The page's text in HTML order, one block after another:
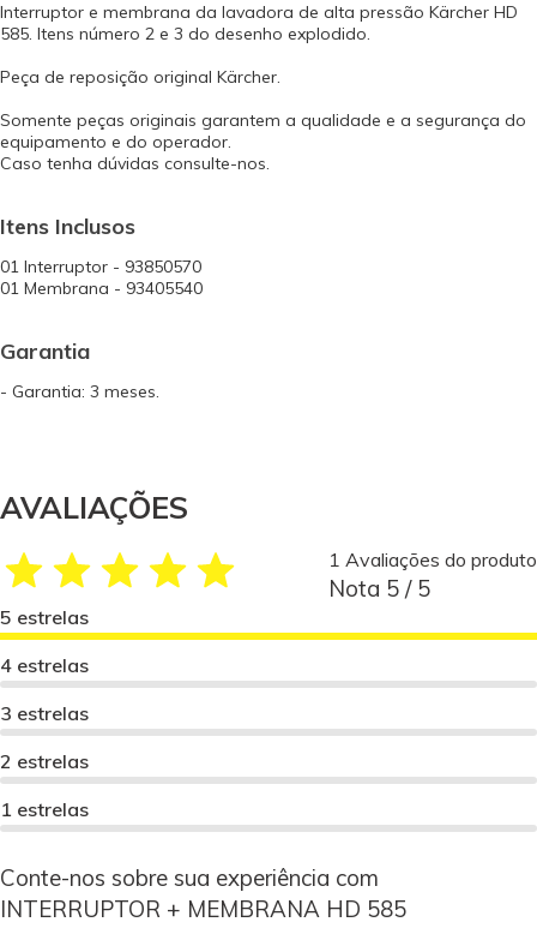
Interruptor e membrana da lavadora de alta pressão Kärcher HD
585. Itens número 2 e 3 do desenho explodido.
Peça de reposição original Kärcher.
Somente peças originais garantem a qualidade e a segurança do
equipamento e do operador.
Caso tenha dúvidas consulte-nos.
Itens Inclusos
01 Interruptor - 93850570
01 Membrana - 93405540
Garantia
- Garantia: 3 meses.
AVALIAÇÕES
1 Avaliações do produto
Nota 5 / 5
5 estrelas
4 estrelas
3 estrelas
2 estrelas
1 estrelas
Conte-nos sobre sua experiência com
INTERRUPTOR + MEMBRANA HD 585